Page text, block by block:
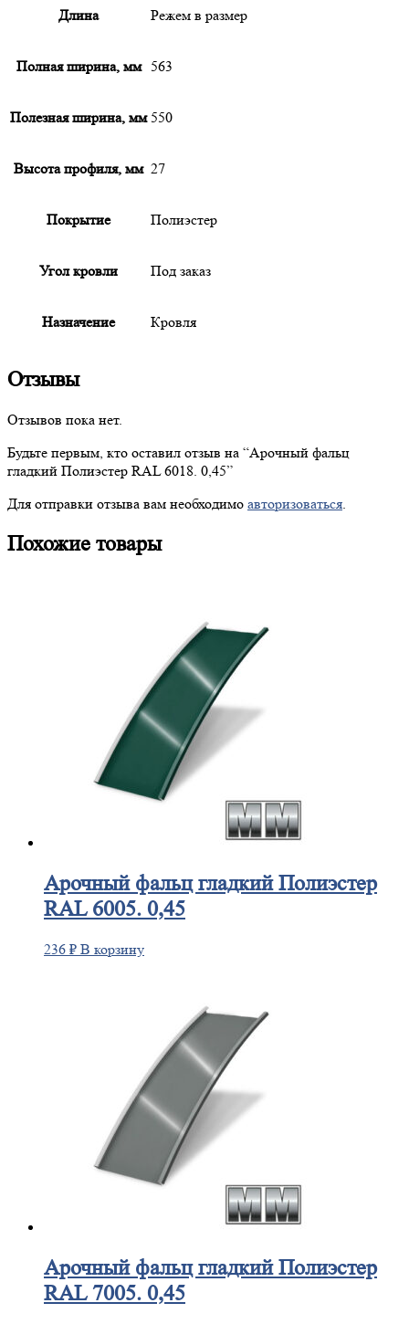
Длина Режем в размер
Полная ширина, мм 563
Полезная ширина, мм 550
Высота профиля, мм 27
Покрытие Полиэстер
Угол кровли Под заказ
Назначение Кровля
Отзывы
Отзывов пока нет.
Будьте первым, кто оставил отзыв на “Арочный фальц
гладкий Полиэстер RAL 6018. 0,45”
Для отправки отзыва вам необходимо авторизоваться
Похожие товары
Арочныйфальц гладкий Полиэстер
RAL 6005. 0,45
236 ₽ В корзину
Арочныйфальц гладкий Полиэстер
RAL 7005. 0,45